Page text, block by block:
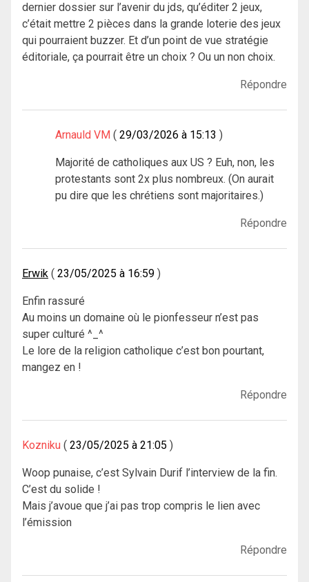
dernier dossier sur l’avenir du jds, qu’éditer 2 jeux,
c’était mettre 2 pièces dans la grande loterie des jeux
qui pourraient buzzer. Et d’un point de vue stratégie
éditoriale, ça pourrait être un choix ? Ou un non choix.
Répondre
Arnauld VM 29/03/2026 à 15:13
Majorité de catholiques aux US ? Euh, non, les
protestants sont 2x plus nombreux. (On aurait
pu dire que les chrétiens sont majoritaires.)
Répondre
Erwik 23/05/2025 à 16:59
Enfin rassuré
Au moins un domaine où le pionfesseur n’est pas
super culturé ^_^
Le lore de la religion catholique c’est bon pourtant,
mangez en !
Répondre
Kozniku 23/05/2025 à 21:05
Woop punaise, c’est Sylvain Durif l’interview de la fin.
C’est du solide !
Mais j’avoue que j’ai pas trop compris le lien avec
l’émission
Répondre